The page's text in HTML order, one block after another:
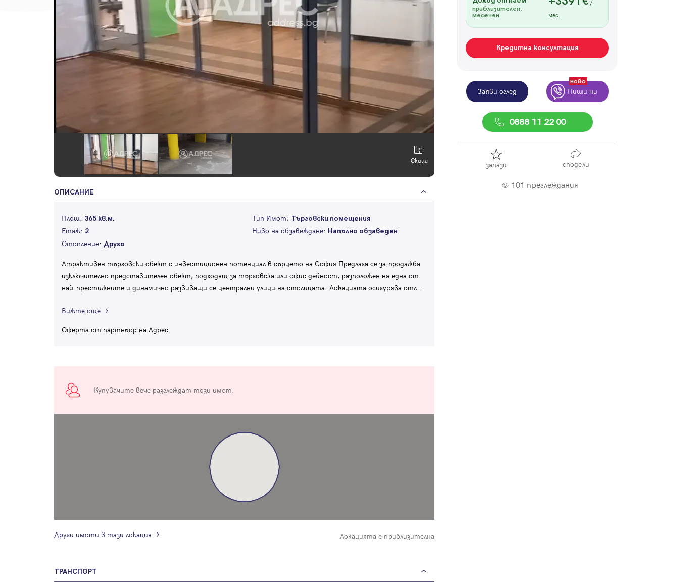
Скица
приблизителен,
месечен
/
мес.
Кредитна консултация
Заяви оглед Пиши ни
ново
0888 11 22 00
запази сподели
101 преглеждания
ОПИСАНИЕ
Площ: 365 кв.м. Тип Имот: Търговски помещения
Етаж: 2 Ниво на обзавеждане: Напълно обзаведен
Отопление: Друго
Атрактивен търговски обект с инвестиционен потенциал в сърцето на София Предлага се за продажба
изключително представителен обект, подходящ за търговска или офис дейност, разположен на една от
най-престижните и динамично развиващи се централни улици на столицата. Локацията осигурява отл...
Вижте още
Оферта от партньор на Адрес
Купувачите вече разглеждат този имот.
Локацията е приблизителна
Други имоти в тази локация
ТРАНСПОРТ